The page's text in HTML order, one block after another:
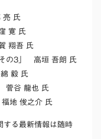
亮 氏
寛 氏
翔吾 氏
その3」 高垣 吾朗 氏
毅 氏
菅谷 龍也 氏
地 俊之介 氏
する最新情報は随時